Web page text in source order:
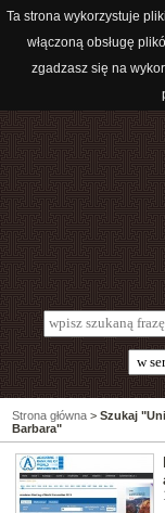
Ta strona wykorzystuje
włączoną obsługę
zgadzasz się na
Strona główna > Szukaj
Barbara"